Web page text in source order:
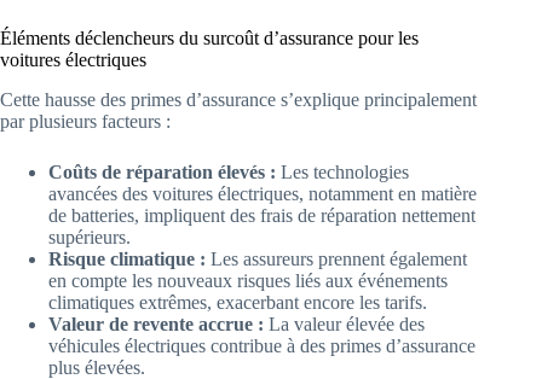
Éléments déclencheurs du surcoût d’assurance pour les
voitures électriques
Cette hausse des primes d’assurance s’explique principalement
par plusieurs facteurs :
Coûts de réparation élevés : Les technologies
avancées des voitures électriques, notamment en matière
de batteries, impliquent des frais de réparation nettement
supérieurs.
Risque climatique : Les assureurs prennent également
en compte les nouveaux risques liés aux événements
climatiques extrêmes, exacerbant encore les tarifs.
Valeur de revente accrue : La valeur élevée des
véhicules électriques contribue à des primes d’assurance
plus élevées.